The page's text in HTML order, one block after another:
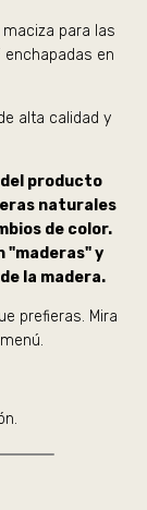
para las
en
alta calidad y
del producto
naturales
de color.
"maderas" y
la madera.
prefieras. Mira